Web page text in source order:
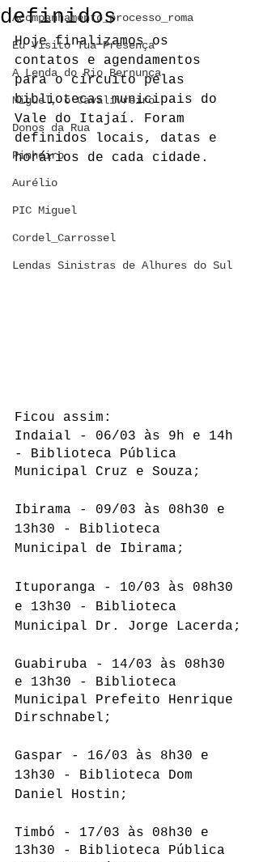
Acompanhamento_processo_roma
Eu Visito Tua Presença
A Lenda do Rio Bernunça
Miguel, o Cavalivreiro
Donos da Rua
Pinheiro
Aurélio
PIC Miguel
Cordel_Carrossel
Lendas Sinistras de Alhures do Sul
definidos
Hoje finalizamos os
contatos e agendamentos
para o circuito pelas
bibliotecas municipais do
Vale do Itajaí. Foram
definidos locais, datas e
horários de cada cidade.
Ficou assim:
Indaial - 06/03 às 9h e 14h
- Biblioteca Pública
Municipal Cruz e Souza;
Ibirama - 09/03 às 08h30 e
13h30 - Biblioteca
Municipal de Ibirama;
Ituporanga - 10/03 às 08h30
e 13h30 - Biblioteca
Municipal Dr. Jorge Lacerda;
Guabiruba - 14/03 às 08h30
e 13h30 - Biblioteca
Municipal Prefeito Henrique
Dirschnabel;
Gaspar - 16/03 às 8h30 e
13h30 - Biblioteca Dom
Daniel Hostin;
Timbó - 17/03 às 08h30 e
13h30 - Biblioteca Pública